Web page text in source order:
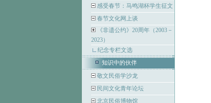
感受春节：马鸣湖杯学生征文
春节文化网上谈
《非遗公约》20周年（2003－
2023）
纪念专栏文选
知识中的伙伴
敬文民俗学沙龙
民间文化青年论坛
北京民俗博物馆